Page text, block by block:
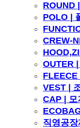
ROUND
POLO |
CREW-
OUTER
FLEECE
VEST |
CAP | 모
직영공